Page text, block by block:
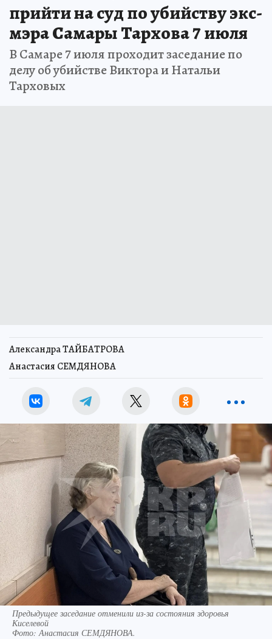
прийти на суд по убийству экс-
мэра Самары Тархова 7 июля
В Самаре 7 июля проходит заседание по
делу об убийстве Виктора и Натальи
Тарховых
Александра ТАЙБАТРОВА
Анастасия СЕМДЯНОВА
Предыдущее заседание отменили из-за состояния здоровья
Киселевой
Фото:Анастасия СЕМДЯНОВА.